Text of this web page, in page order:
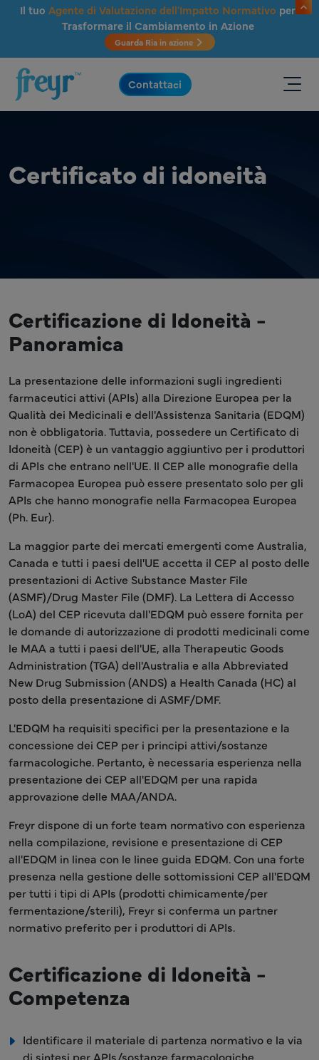
Salta al contenuto principale
Il tuo Agente di Valutazione dell'Impatto Normativo per
Trasformare il Cambiamento in Azione
Guarda Ria in azione
.
Contattaci
Certificato di idoneità
Certificazione di Idoneità -
Panoramica
La presentazione delle informazioni sugli ingredienti
farmaceutici attivi (APIs) alla Direzione Europea per la
Qualità dei Medicinali e dell'Assistenza Sanitaria (EDQM)
non è obbligatoria. Tuttavia, possedere un Certificato di
Idoneità (CEP) è un vantaggio aggiuntivo per i produttori
di APIs che entrano nell'UE. Il CEP alle monografie della
Farmacopea Europea può essere presentato solo per gli
APIs che hanno monografie nella Farmacopea Europea
(Ph. Eur).
La maggior parte dei mercati emergenti come Australia,
Canada e tutti i paesi dell'UE accetta il CEP al posto delle
presentazioni di Active Substance Master File
(ASMF)/Drug Master File (DMF). La Lettera di Accesso
(LoA) del CEP ricevuta dall'EDQM può essere fornita per
le domande di autorizzazione di prodotti medicinali come
le MAA a tutti i paesi dell'UE, alla Therapeutic Goods
Administration (TGA) dell'Australia e alla Abbreviated
New Drug Submission (ANDS) a Health Canada (HC) al
posto della presentazione di ASMF/DMF.
L'EDQM ha requisiti specifici per la presentazione e la
concessione dei CEP per i principi attivi/sostanze
farmacologiche. Pertanto, è necessaria esperienza nella
presentazione dei CEP all'EDQM per una rapida
approvazione delle MAA/ANDA.
Freyr dispone di un forte team normativo con esperienza
nella compilazione, revisione e presentazione di CEP
all'EDQM in linea con le linee guida EDQM. Con una forte
presenza nella gestione delle sottomissioni CEP all'EDQM
per tutti i tipi di APIs (prodotti chimicamente/per
fermentazione/sterili), Freyr si conferma un partner
normativo preferito per i produttori di APIs.
Certificazione di Idoneità -
Competenza
Identificare il materiale di partenza normativo e la via
di sintesi per APIs/sostanze farmacologiche.